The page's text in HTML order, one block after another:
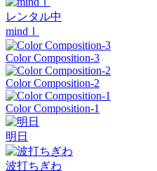
レンタル中
mindⅠ
Color Composition-3
Color Composition-2
Color Composition-1
明日
波打ちぎわ